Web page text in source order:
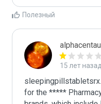
Полезный
15 лет назад
for the *****